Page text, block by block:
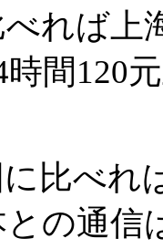
れば上
間120
比べれ
の通